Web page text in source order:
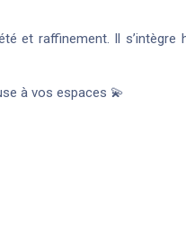
raffinement. Il s’intègre
à vos espaces 💫